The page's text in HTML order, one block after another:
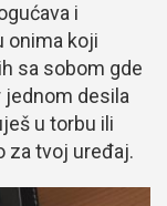
i
onima koji
sa sobom gde
jednom desila
u torbu ili
za tvoj uređaj.